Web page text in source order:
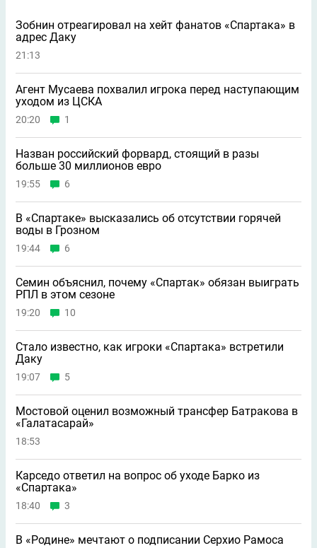
Зобнин отреагировал на хейт фанатов «Спартака» в
адрес Даку
21:13
Агент Мусаева похвалил игрока перед наступающим
уходом из ЦСКА
20:20 1
Назван российский форвард, стоящий в разы
больше 30 миллионов евро
19:55 6
В «Спартаке» высказались об отсутствии горячей
воды в Грозном
19:44 6
Семин объяснил, почему «Спартак» обязан выиграть
РПЛ в этом сезоне
19:20 10
Стало известно, как игроки «Спартака» встретили
Даку
19:07 5
Мостовой оценил возможный трансфер Батракова в
«Галатасарай»
18:53
Карседо ответил на вопрос об уходе Барко из
«Спартака»
18:40 3
В «Родине» мечтают о подписании Серхио Рамоса